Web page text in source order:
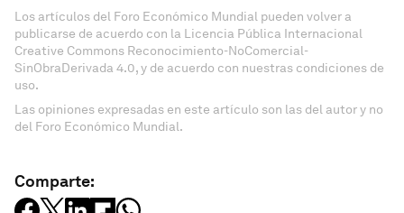
Los artículos del Foro Económico Mundial pueden volver a
publicarse de acuerdo con la Licencia Pública Internacional
Creative Commons Reconocimiento-NoComercial-
SinObraDerivada 4.0, y de acuerdo con nuestras condiciones de
uso.
Las opiniones expresadas en este artículo son las del autor y no
del Foro Económico Mundial.
Comparte: